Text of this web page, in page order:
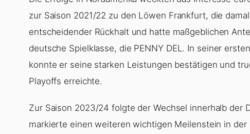
zur Saison 2021/22 zu den Löwen Frankfurt, die
entscheidender Rückhalt und hatte maßgeblichen
deutsche Spielklasse, die PENNY DEL. In seiner
konnte er seine starken Leistungen bestätigen und
Playoffs erreichte.
Zur Saison 2023/24 folgte der Wechsel innerhalb der
markierte einen weiteren wichtigen Meilenstein in